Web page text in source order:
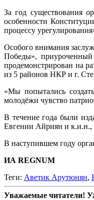
За год существования
особенности
процессу
Особого внимания
Победы»,
продемонстрирован на
из 5 районов НКР и г.
«Мы попытались
молодёжи чувство
В течение года были
Евгении Айриян и к.и.н.,
В наступившем году
ИА REGNUM
Теги: Аветик Арутюнян,
Уважаемые читатели!